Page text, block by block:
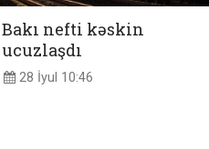
Bakı nefti kəskin
ucuzlaşdı
28 İyul 10:46